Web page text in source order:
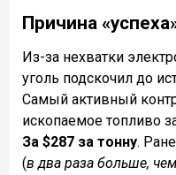
Причина
Из-за нехватки
уголь подскочил до
Самый активный
ископаемое топливо
За $287 за тонну.
(в два раза больше,